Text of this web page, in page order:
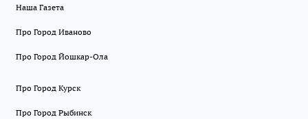
Наша Газета
Про Город Иваново
Про Город Йошкар-Ола
Про Город Курск
Про Город Рыбинск